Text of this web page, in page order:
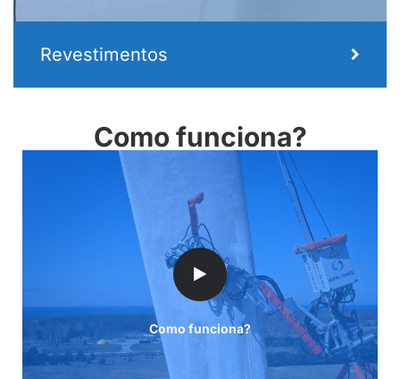
Revestimentos
Como funciona?
Como funciona?